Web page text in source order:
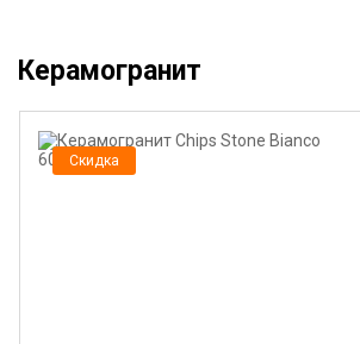
Керамогранит
Скидка